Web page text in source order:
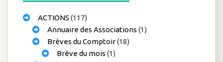
ACTIONS (117)
Annuaire des Associations (1)
Brèves du Comptoir(18)
Brève du mois (1)